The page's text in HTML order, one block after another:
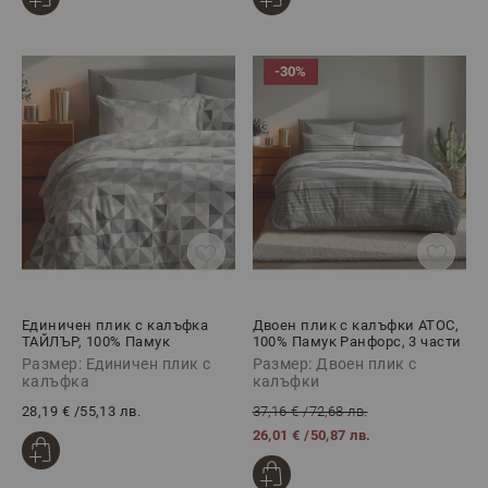
Единичен плик с калъфка
ТАЙЛЪР, 100% Памук
Ранфорс, 2 части
Размер: Единичен плик с
калъфка
28,19 € /55,13 лв.
-30%
Двоен плик с калъфки АТОС,
100% Памук Ранфорс, 3 части
Размер: Двоен плик с
калъфки
37,16 €/72,68 лв.
26,01 € /50,87 лв.